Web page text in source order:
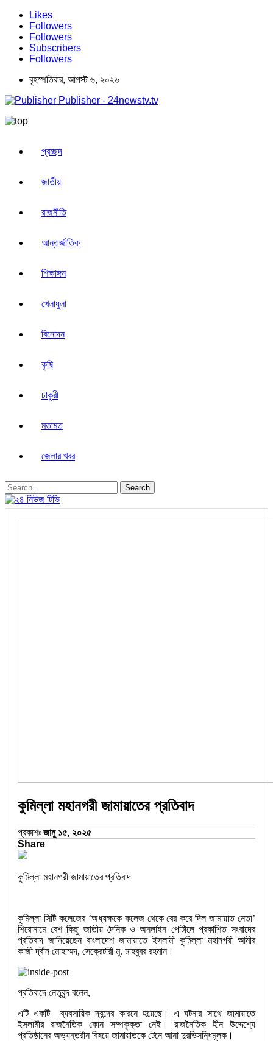
Likes
Followers
Followers
Subscribers
Followers
বৃহস্পতিবার, আগস্ট ৬, ২০২৬
Publisher - 24newstv.tv
প্রচ্ছদ
জাতীয়
রাজনীতি
আন্তর্জাতিক
শিক্ষাঙ্গন
খেলাধুলা
বিনোদন
কৃষি
চাকুরী
মতামত
জেলার খবর
কুমিল্লা মহানগরী জামায়াতের প্রতিবাদ
প্রকাশঃ জানু ১৫, ২০২৫
Share
কুমিল্লা মহানগরী জামায়াতের প্রতিবাদ
কুমিল্লা সিটি কলেজের ‘অধ্যক্ষকে কলেজ থেকে বের করে দিল জামায়াত নেতা’
শিরোনামে বেশ কিছু জাতীয় দৈনিক ও অনলাইন পোর্টালে প্রকাশিত সংবাদের
প্রতিবাদ জানিয়েছেন বাংলাদেশ জামায়াতে ইসলামী কুমিল্লা মহানগরী আমীর
কাজী দ্বীন মোহাম্মদ, সেক্রেটারী মু. মাহবুবর রহমান।
প্রতিবাদে নেতৃবৃন্দ বলেন,
এটি একটি ব্যবসায়িক দ্বন্দের কারনে হয়েছে। এ ঘটনার সাথে জামায়াতে
ইসলামীর রাজনৈতিক কোন সম্পকৃক্তা নেই। রাজনৈতিক হীন উদ্দেশ্যে
প্রতিষ্ঠানের অভ্যন্তরীন বিষয়ে জামায়াতকে টেনে আনা দুরভিসন্ধিমূলক।